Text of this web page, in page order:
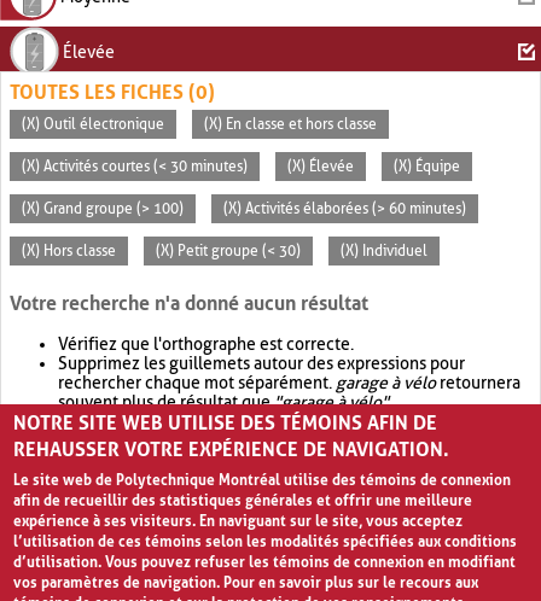
Élevée
TOUTES LES FICHES (0)
(X) Outil électronique (X) En classe et hors classe
(X) Activités courtes (< 30 minutes) (X) Élevée (X) Équipe
(X) Grand groupe (> 100) (X) Activités élaborées (> 60 minutes)
(X) Hors classe (X) Petit groupe (< 30) (X) Individuel
Votre recherche n'a donné aucun résultat
Vérifiez que l'orthographe est correcte.
Supprimez les guillemets autour des expressions pour
rechercher chaque mot séparément. garage à véloretournera
souvent plus de résultat que"garage à vélo".
Envisagez d'élargir votre recherche avec OR.garage OR vélo
retournera souvent plus de résultat quegarage à vélo
NOTRE SITE WEB UTILISE DES TÉMOINS AFIN DE
REHAUSSER VOTRE EXPÉRIENCE DE NAVIGATION.
Le site web de Polytechnique Montréal utilise des témoins de connexion
afin de recueillir des statistiques générales et offrir une meilleure
expérience à ses visiteurs. En naviguant sur le site, vous acceptez
l’utilisation de ces témoins selon les modalités spécifiées aux conditions
d’utilisation. Vous pouvez refuser les témoins de connexion en modifiant
vos paramètres de navigation. Pour en savoir plus sur le recours aux